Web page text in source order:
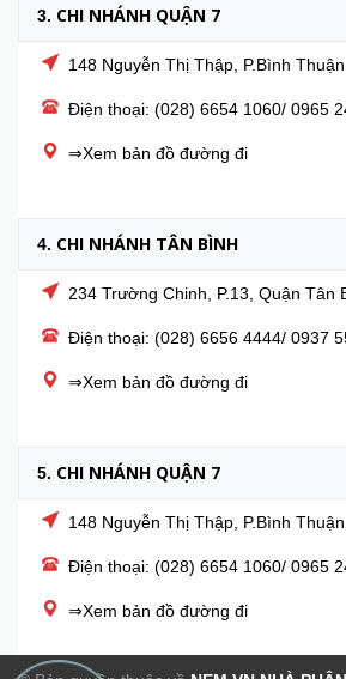
3. CHI NHÁNH QUẬN 7
148 Nguyễn Thị Thập, P.Bình
Điện thoại: (028) 6654 1060/ 0965
⇒Xem bản đồ đường đi
4. CHI NHÁNH TÂN BÌNH
234 Trường Chinh, P.13, Quận Tân
Điện thoại: (028) 6656 4444/ 0937
⇒Xem bản đồ đường đi
5. CHI NHÁNH QUẬN 7
148 Nguyễn Thị Thập, P.Bình
Điện thoại: (028) 6654 1060/ 0965
⇒Xem bản đồ đường đi